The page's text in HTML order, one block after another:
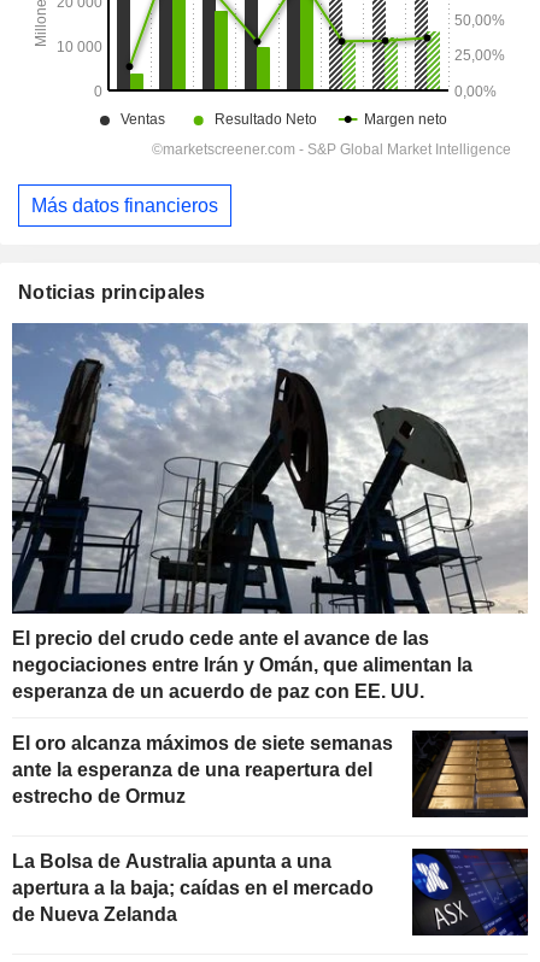
Más datos financieros
Noticias principales
El precio del crudo cede ante el avance de las
negociaciones entre Irán y Omán, que alimentan la
esperanza de un acuerdo de paz con EE. UU.
El oro alcanza máximos de siete semanas
ante la esperanza de una reapertura del
estrecho de Ormuz
La Bolsa de Australia apunta a una
apertura a la baja; caídas en el mercado
de Nueva Zelanda